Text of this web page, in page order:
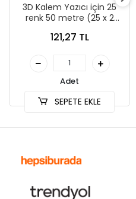
3D Kalem Yazıcı için 25
renk 50 metre (25 x 2
121,27 TL
Adet
SEPETE EKLE